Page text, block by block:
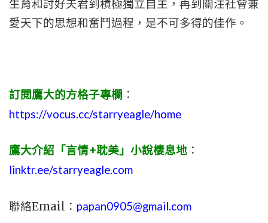
生育和討好夫君到積極獨立自主，再到關注社會兼
愛天下的思想和奮鬥過程，是不可多得的佳作。
訂閱鷹大的方格子專欄 ：
https://vocus.cc/starryeagle/home
鷹大介紹「言情+耽美」小說棲息地 ：
linktr.ee/starryeagle.com
聯絡Email： papan0905@gmail.com